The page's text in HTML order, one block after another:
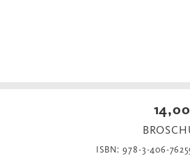
ISBN: 978-3-406-